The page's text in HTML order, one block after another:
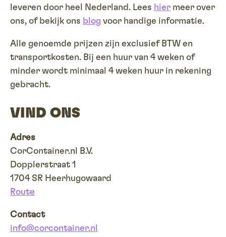
leveren door heel Nederland. Lees hier meer over
ons, of bekijk ons blog voor handige informatie.
Alle genoemde prijzen zijn exclusief BTW en
transportkosten. Bij een huur van 4 weken of
minder wordt minimaal 4 weken huur in rekening
gebracht.
VIND ONS
Adres
CorContainer.nl B.V.
Dopplerstraat 1
1704 SR Heerhugowaard
Route
Contact
info@corcontainer.nl